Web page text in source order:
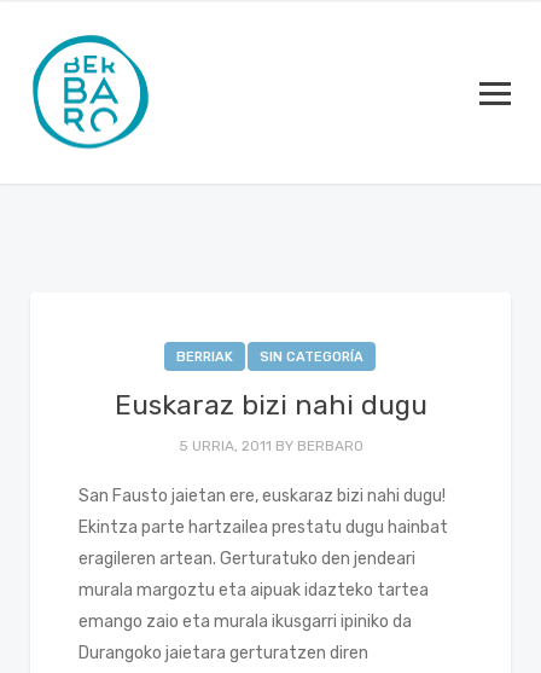
BERRIAK SIN CATEGORÍA
Euskaraz bizi nahi dugu
5 URRIA, 2011 BY BERBARO
San Fausto jaietan ere, euskaraz bizi nahi dugu!
Ekintza parte hartzailea prestatu dugu hainbat
eragileren artean. Gerturatuko den jendeari
murala margoztu eta aipuak idazteko tartea
emango zaio eta murala ikusgarri ipiniko da
Durangoko jaietara gerturatzen diren